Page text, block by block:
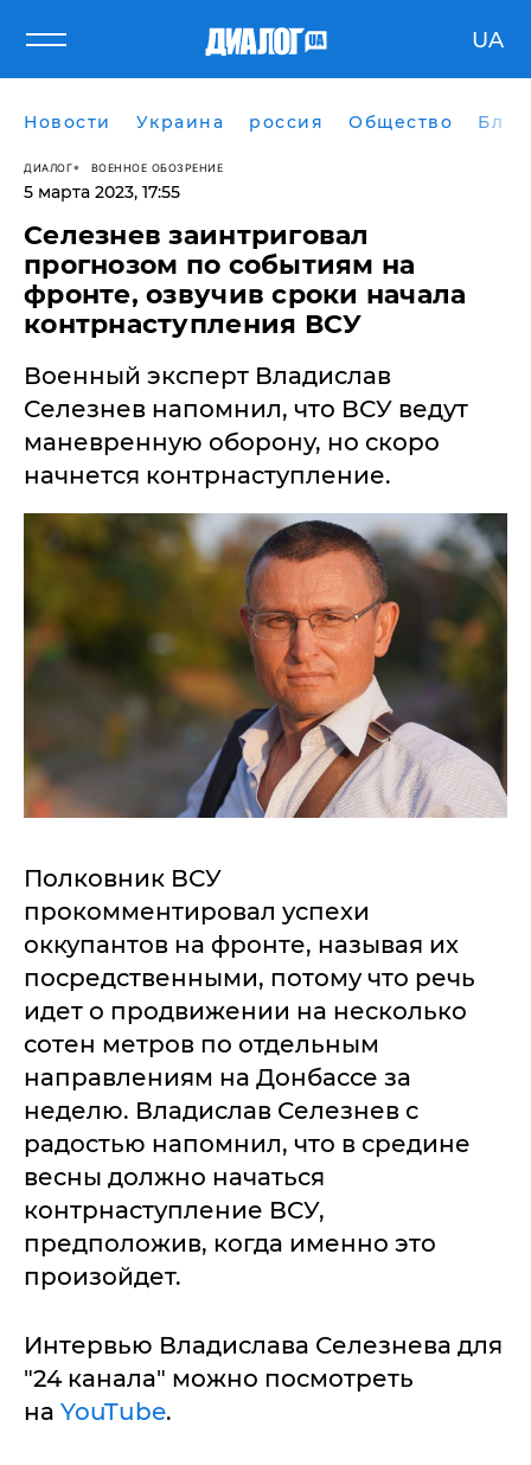
UA
Новости Украина россия Общество
ДИАЛОГ ВОЕННОЕ ОБОЗРЕНИЕ
5 марта 2023, 17:55
Селезнев заинтриговал
прогнозом по событиям на
фронте, озвучив сроки начала
контрнаступления ВСУ
Военный эксперт Владислав
Селезнев напомнил, что ВСУ ведут
маневренную оборону, но скоро
начнется контрнаступление.
Полковник ВСУ
прокомментировал успехи
оккупантов на фронте, называя их
посредственными, потому что речь
идет о продвижении на несколько
сотен метров по отдельным
направлениям на Донбассе за
неделю. Владислав Селезнев с
радостью напомнил, что в средине
весны должно начаться
контрнаступление ВСУ,
предположив, когда именно это
произойдет.
Интервью Владислава Селезнева для
"24 канала" можно посмотреть
на YouTube.